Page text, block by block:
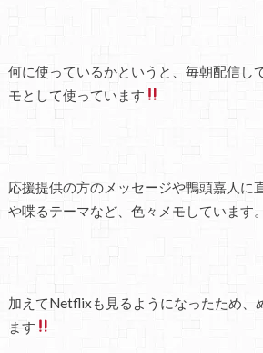
何に使っているかというと、毎朝配信し
モとして使っています
応援提供の方のメッセージや鴨頭嘉人に
や喋るテーマなど、色々メモしています。
加えてNetflixも見るようになったため、
ます